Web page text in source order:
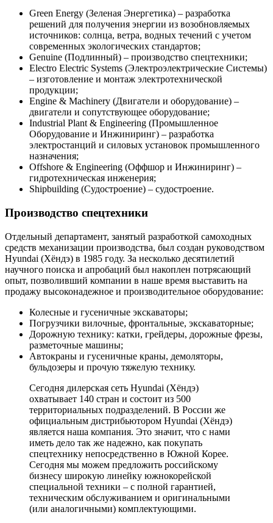
Green Energy (Зеленая Энергетика) – разработка
решений для получения энергии из возобновляемых
источников: солнца, ветра, водных течений с учетом
современных экологических стандартов;
Genuine (Подлинный) – производство спецтехники;
Electro Electric Systems (Электроэлектрические Системы)
– изготовление и монтаж электротехнической
продукции;
Engine & Machinery (Двигатели и оборудование) –
двигатели и сопутствующее оборудование;
Industrial Plant & Engineering (Промышленное
Оборудование и Инжиниринг) – разработка
электростанций и силовых установок промышленного
назначения;
Offshore & Engineering (Оффшор и Инжиниринг) –
гидротехническая инженерия;
Shipbuilding (Судостроение) – судостроение.
Производство спецтехники
Отдельный департамент, занятый разработкой самоходных
средств механизации производства, был создан руководством
Hyundai (Хёндэ) в 1985 году. За несколько десятилетий
научного поиска и апробаций был накоплен потрясающий
опыт, позволивший компании в наше время выставить на
продажу высоконадежное и производительное оборудование:
Колесные и гусеничные экскаваторы;
Погрузчики вилочные, фронтальные, экскаваторные;
Дорожную технику: катки, грейдеры, дорожные фрезы,
разметочные машины;
Автокраны и гусеничные краны, демоляторы,
бульдозеры и прочую тяжелую технику.
Сегодня дилерская сеть Hyundai (Хёндэ)
охватывает 140 стран и состоит из 500
территориальных подразделений. В России же
официальным дистрибьютором Hyundai (Хёндэ)
является наша компания. Это значит, что с нами
иметь дело так же надежно, как покупать
спецтехнику непосредственно в Южной Корее.
Сегодня мы можем предложить российскому
бизнесу широкую линейку южнокорейской
специальной техники – с полной гарантией,
техническим обслуживанием и оригинальными
(или аналогичными) комплектующими.